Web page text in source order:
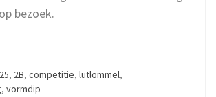
bezoek.
, 2B, competitie, lutlommel,
, vormdip